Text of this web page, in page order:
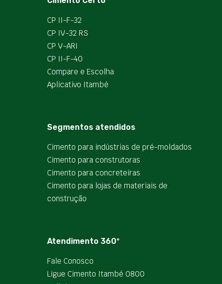
CP II-F-32
CP IV-32 RS
CP V-ARI
CP II-F-40
Compare e Escolha
Aplicativo Itambé
Segmentos atendidos
Cimento para indústrias de pré-moldados
Cimento para construtoras
Cimento para concreteiras
Cimento para lojas de materiais de
construção
Atendimento 360º
Fale Conosco
Ligue Cimento Itambé 0800